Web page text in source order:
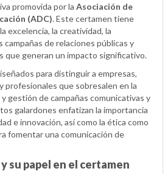
promovida por la Asociación de
(ADC). Este certamen tiene
excelencia, la creatividad, la
campañas de relaciones públicas y
que generan un impacto significativo.
para distinguir a empresas,
profesionales que sobresalen en la
gestión de campañas comunicativas y
galardones enfatizan la importancia
e innovación, así como la ética como
fomentar una comunicación de
su papel en el certamen